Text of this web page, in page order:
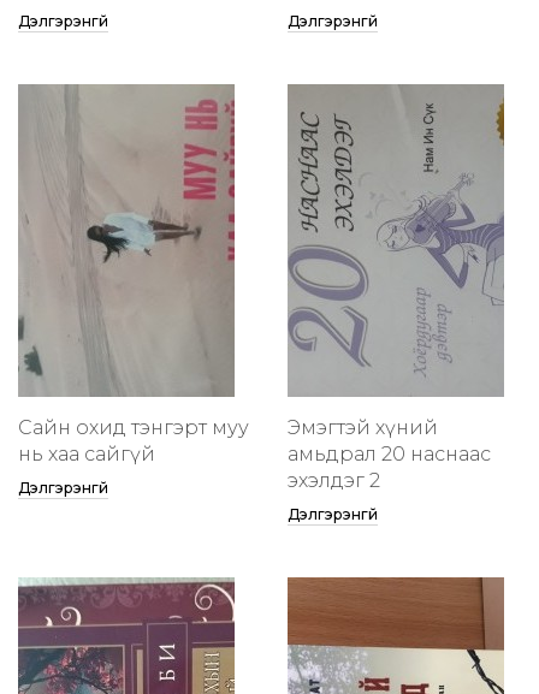
Дэлгэрэнгүй Дэлгэрэнгүй
Сайн охид тэнгэрт муу
нь хаа сайгүй
Дэлгэрэнгүй
Эмэгтэй хүний
амьдрал 20 наснаас
эхэлдэг 2
Дэлгэрэнгүй